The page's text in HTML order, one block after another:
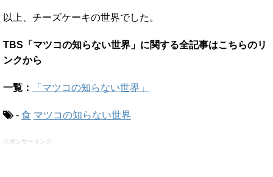
以上、チーズケーキの世界でした。
TBS「マツコの知らない世界」に関する全記事はこちらのリ
ンクから
一覧： 「マツコの知らない世界」
- 食 マツコの知らない世界
スポンサーリンク